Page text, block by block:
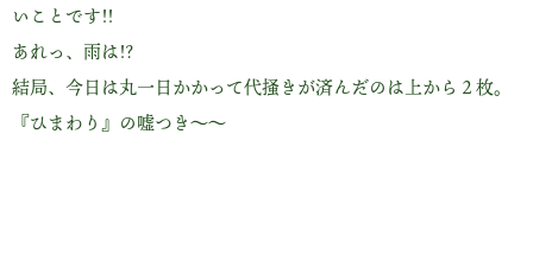
いことです!!
あれっ、雨は!?
結局、今日は丸一日かかって代掻きが済んだのは上から２枚。
『ひまわり』の嘘つき～～